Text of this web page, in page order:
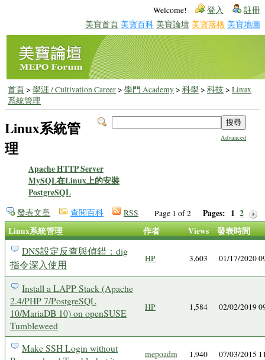
Welcome! 登入 註冊
美寶首頁 美寶百科 美寶論壇 美寶落格 美寶地圖
首頁> 學涯 / Cultivation Career> 學門 Academy> 科學> 科技> Linux
系統管理
Advanced
Linux系統管
理
Apache HTTP Server
MySQL在Linux上的安裝
PostgreSQL
Page 1 of 2 Pages: 1 2
發表文章 查閱百科 RSS
Linux系統管理 作者 Views 發表時間
DNS設定反查與偵錯：dig
指令深入使用
HP 3,603 01/17/2020
Install a LAPP Stack (Apache
2.4/PHP 7/PostgreSQL
10/MariaDB 10) on openSUSE
Tumbleweed
HP 1,584 02/02/2019
Make SSH Login without
mepoadm 1,940 07/03/2015